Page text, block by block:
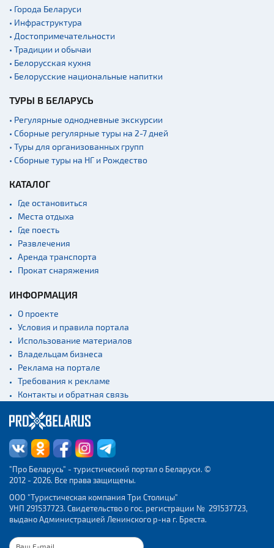
Квесты
Спортинг-клубы и тиры
Ратуши
Садово-парковая
архитектура
Памятники
Памятники известным
людям
Кладбище
Монастыри
Костелы
Культурные центры
Театры
Концертные залы
Начало и окончание
Спортивные
Веломаршруты
Аэропорты
Железнодорожные
вокзалы
• Города Беларуси
• Инфраструктура
• Достопримечательности
• Традиции и обычаи
• Белорусская кухня
• Белорусские национальные напитки
ТУРЫ В БЕЛАРУСЬ
• Регулярные однодневные экскурсии
• Сборные регулярные туры на 2-7 дней
• Туры для организованных групп
• Сборные туры на НГ и Рождество
КАТАЛОГ
Где остановиться
Места отдыха
Где поесть
Развлечения
Аренда транспорта
Прокат снаряжения
ИНФОРМАЦИЯ
О проекте
Условия и правила портала
Использование материалов
Владельцам бизнеса
Реклама на портале
Требования к рекламе
Контакты и обратная связь
"Про Беларусь" - туристический портал о Беларуси. ©
2012 - 2026. Все права защищены.
ООО "Туристическая компания Три Столицы"
УНП 291537723. Свидетельство о гос. регистрации № 291537723,
выдано Администрацией Ленинского р-на г. Бреста.